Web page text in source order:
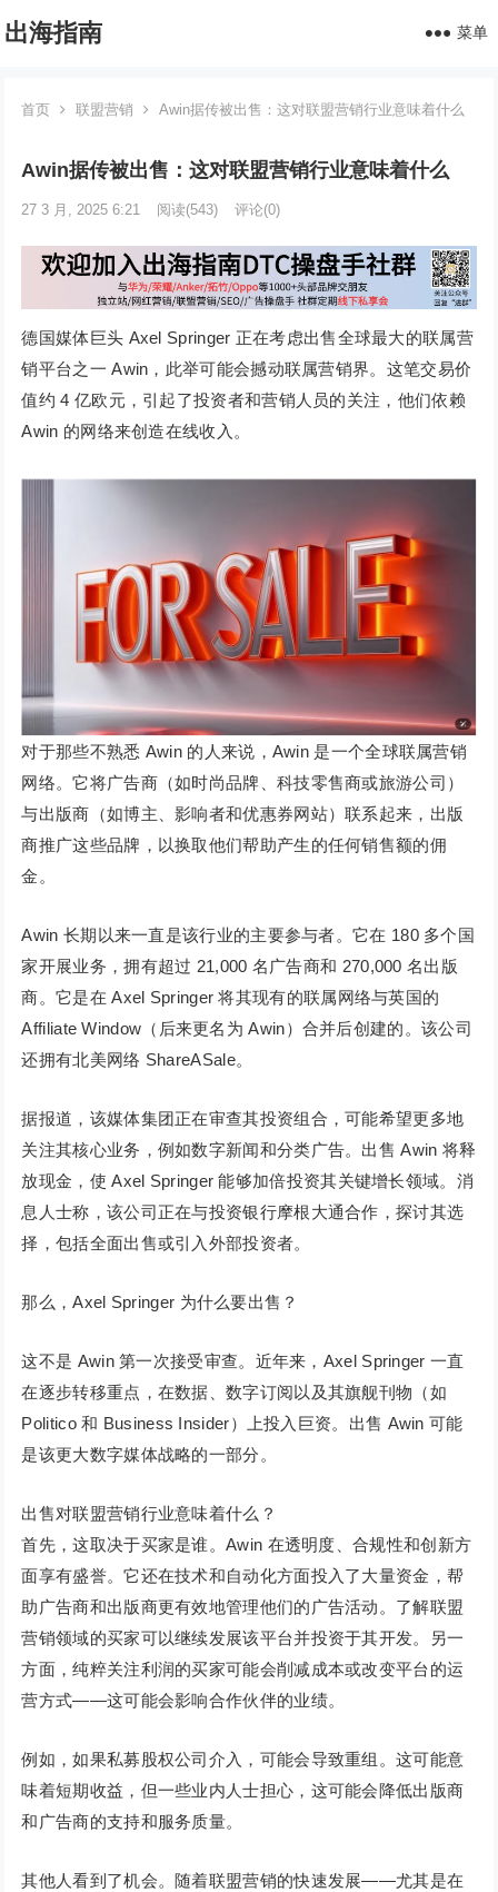
出海指南 菜单
首页 联盟营销 Awin据传被出售：这对联盟营销行业意味着什么
Awin据传被出售：这对联盟营销行业意味着什么
27 3 月, 2025 6:21 阅读(543) 评论(0)
德国媒体巨头 Axel Springer 正在考虑出售全球最大的联属营
销平台之一 Awin，此举可能会撼动联属营销界。这笔交易价
值约 4 亿欧元，引起了投资者和营销人员的关注，他们依赖
Awin 的网络来创造在线收入。
对于那些不熟悉 Awin 的人来说，Awin 是一个全球联属营销
网络。它将广告商（如时尚品牌、科技零售商或旅游公司）
与出版商（如博主、影响者和优惠券网站）联系起来，出版
商推广这些品牌，以换取他们帮助产生的任何销售额的佣
金。
Awin 长期以来一直是该行业的主要参与者。它在 180 多个国
家开展业务，拥有超过 21,000 名广告商和 270,000 名出版
商。它是在 Axel Springer 将其现有的联属网络与英国的
Affiliate Window（后来更名为 Awin）合并后创建的。该公司
还拥有北美网络 ShareASale。
据报道，该媒体集团正在审查其投资组合，可能希望更多地
关注其核心业务，例如数字新闻和分类广告。出售 Awin 将释
放现金，使 Axel Springer 能够加倍投资其关键增长领域。消
息人士称，该公司正在与投资银行摩根大通合作，探讨其选
择，包括全面出售或引入外部投资者。
那么，Axel Springer 为什么要出售？
这不是 Awin 第一次接受审查。近年来，Axel Springer 一直
在逐步转移重点，在数据、数字订阅以及其旗舰刊物（如
Politico 和 Business Insider）上投入巨资。出售 Awin 可能
是该更大数字媒体战略的一部分。
出售对联盟营销行业意味着什么？
首先，这取决于买家是谁。Awin 在透明度、合规性和创新方
面享有盛誉。它还在技术和自动化方面投入了大量资金，帮
助广告商和出版商更有效地管理他们的广告活动。了解联盟
营销领域的买家可以继续发展该平台并投资于其开发。另一
方面，纯粹关注利润的买家可能会削减成本或改变平台的运
营方式——这可能会影响合作伙伴的业绩。
例如，如果私募股权公司介入，可能会导致重组。这可能意
味着短期收益，但一些业内人士担心，这可能会降低出版商
和广告商的支持和服务质量。
其他人看到了机会。随着联盟营销的快速发展——尤其是在